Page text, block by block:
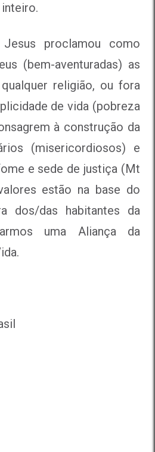
Jesus proclamou como
(bem-aventuradas) as
religião, ou fora
de vida (pobreza
à construção da
(misericordiosos) e
e sede de justiça (Mt
estão na base do
dos/das habitantes da
uma Aliança da